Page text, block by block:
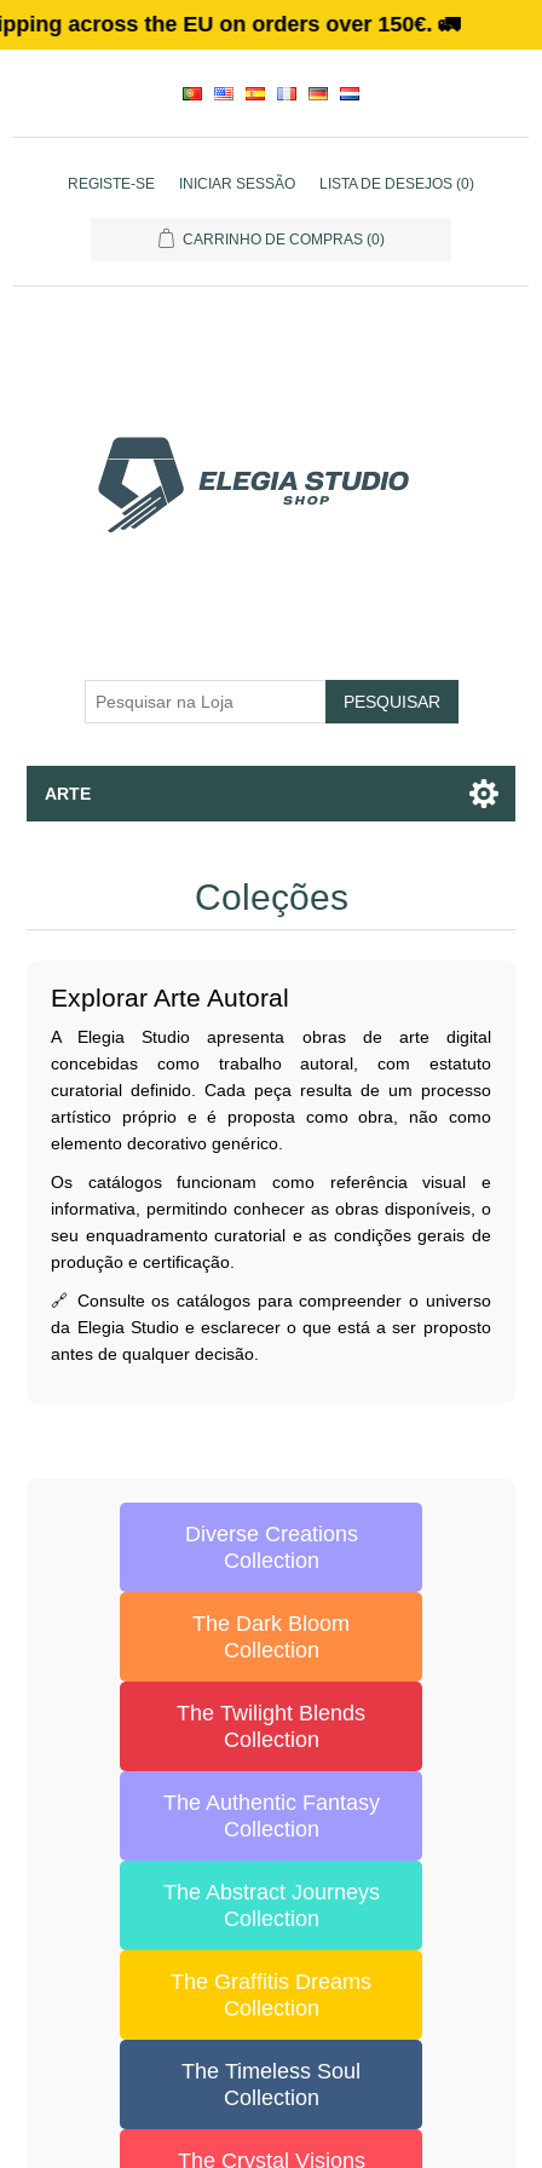
the EU on orders over 150€. 🚛
REGISTE-SE INICIAR SESSÃO LISTA DE DESEJOS (0)
CARRINHO DE COMPRAS (0)
PESQUISAR
ARTE
Coleções
Falar Com Assistente
Coleções
Explorar Arte Autoral
A Elegia Studio apresenta obras de arte digital
concebidas como trabalho autoral, com estatuto
curatorial definido. Cada peça resulta de um processo
artístico próprio e é proposta como obra, não como
elemento decorativo genérico.
Os catálogos funcionam como referência visual e
informativa, permitindo conhecer as obras disponíveis, o
seu enquadramento curatorial e as condições gerais de
produção e certificação.
🔗 Consulte os catálogos para compreender o universo
da Elegia Studio e esclarecer o que está a ser proposto
antes de qualquer decisão.
Diverse Creations
Collection
The Dark Bloom
Collection
The Twilight Blends
Collection
The Authentic Fantasy
Collection
The Abstract Journeys
Collection
The Graffitis Dreams
Collection
The Timeless Soul
Collection
The Crystal Visions